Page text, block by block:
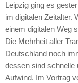
Leipzig ging es
im digitalen Zeitalter.
einem digitalen Weg
Die Mehrheit aller
Deutschland noch
dessen sind schnelle
Aufwind. Im Vortrag